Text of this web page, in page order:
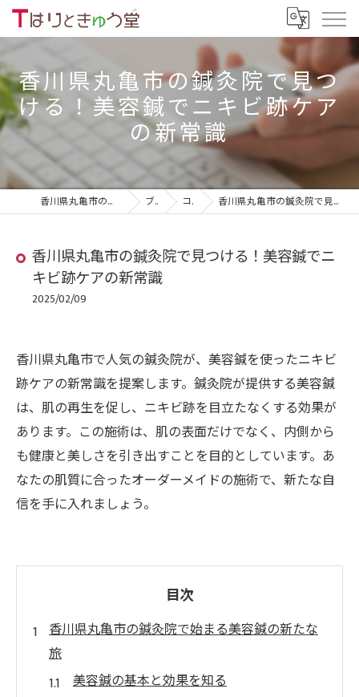
香川県丸亀市の鍼灸院で見つ
ける！美容鍼でニキビ跡ケア
の新常識
香川県丸亀市の鍼灸院ならTはりときゅう堂 ブログ コラム 香川県丸亀市の鍼灸院で見つける！美容鍼でニキビ跡ケアの新常識
香川県丸亀市の鍼灸院で見つける！美容鍼でニ
キビ跡ケアの新常識
2025/02/09
香川県丸亀市で人気の鍼灸院が、美容鍼を使ったニキビ
跡ケアの新常識を提案します。鍼灸院が提供する美容鍼
は、肌の再生を促し、ニキビ跡を目立たなくする効果が
あります。この施術は、肌の表面だけでなく、内側から
も健康と美しさを引き出すことを目的としています。あ
なたの肌質に合ったオーダーメイドの施術で、新たな自
信を手に入れましょう。
目次
香川県丸亀市の鍼灸院で始まる美容鍼の新たな
旅
美容鍼の基本と効果を知る